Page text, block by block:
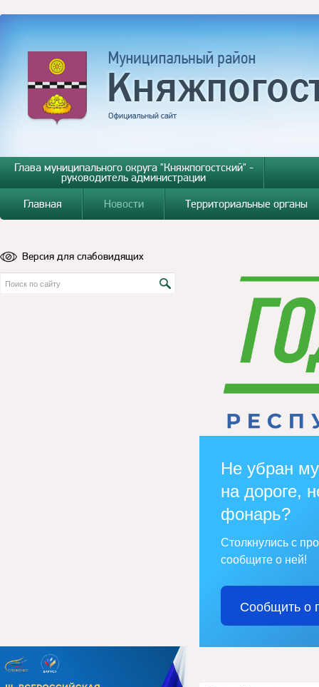
Глава муниципального округа "Княжпогостский" -
руководитель администрации
Главная
Новости Территориальные органы
Версия для слабовидящих
Не убран
на дороге,
фонарь?
Столкнулись с
сообщите о ней!
Сообщить о